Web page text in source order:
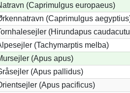
(Caprimulgus europaeus)
(Caprimulgus
(Hirundapus
(Tachymarptis melba)
(Apus apus)
(Apus pallidus)
(Apus pacificus)